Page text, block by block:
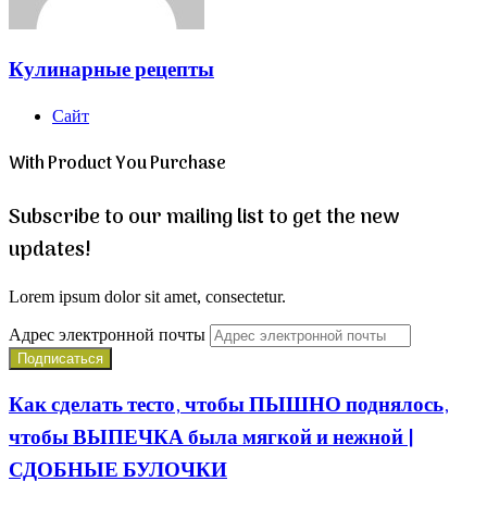
Кулинарные рецепты
Сайт
With Product You Purchase
Subscribe to our mailing list to get the new
updates!
Lorem ipsum dolor sit amet, consectetur.
Адрес электронной почты
Как сделать тесто, чтобы ПЫШНО поднялось,
чтобы ВЫПЕЧКА была мягкой и нежной |
СДОБНЫЕ БУЛОЧКИ